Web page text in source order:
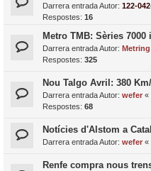
Darrera entrada Autor: 122-
Respostes: 16
Metro TMB: Sèries 7000
Darrera entrada Autor: Metring
Respostes: 325
Nou Talgo Avril: 380
Darrera entrada Autor: wefer «
Respostes: 68
Notícies d'Alstom a
Darrera entrada Autor: wefer «
Renfe compra nous